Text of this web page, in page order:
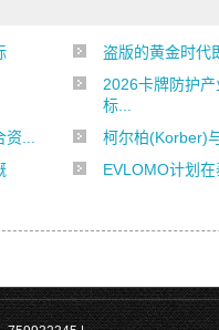
盗版的黄金时代
2026卡牌防护
标...
...
柯尔柏(Korber)
EVLOMO计划